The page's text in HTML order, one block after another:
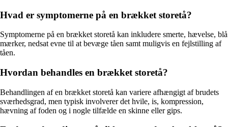
Hvad er symptomerne på en brækket storetå?
Symptomerne på en brækket storetå kan inkludere smerte, hævelse, blå
mærker, nedsat evne til at bevæge tåen samt muligvis en fejlstilling af
tåen.
Hvordan behandles en brækket storetå?
Behandlingen af en brækket storetå kan variere afhængigt af brudets
sværhedsgrad, men typisk involverer det hvile, is, kompression,
hævning af foden og i nogle tilfælde en skinne eller gips.